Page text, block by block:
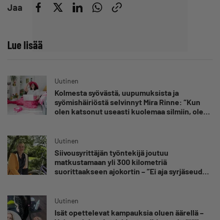
Jaa
Lue lisää
Uutinen
Kolmesta syövästä, uupumuksista ja
syömishäiriöstä selvinnyt Mira Rinne: ”Kun
olen katsonut useasti kuolemaa silmiin, olen
Uutinen
Siivousyrittäjän työntekijä joutuu
matkustamaan yli 300 kilometriä
suorittaakseen ajokortin – ”Ei aja syrjäseudun
Uutinen
Isät opettelevat kampauksia oluen äärellä –